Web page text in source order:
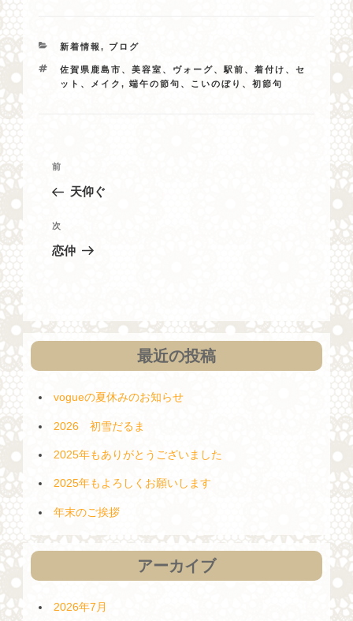
カ
ゴ
リ
新着情報, ブログ
タ
グ
佐賀県鹿島市、美容室、ヴォーグ、駅前、着付け、セ
ット、メイク,端午の節句、こいのぼり、初節句
投
ビ
ゲ
ン
過
去
投
稿
前
天仰ぐ
次
の
次
恋仲
最近の投稿
vogueの夏休みのお知らせ
2026 初雪だるま
2025年もありがとうございました
2025年もよろしくお願いします
年末のご挨拶
アーカイブ
2026年7月